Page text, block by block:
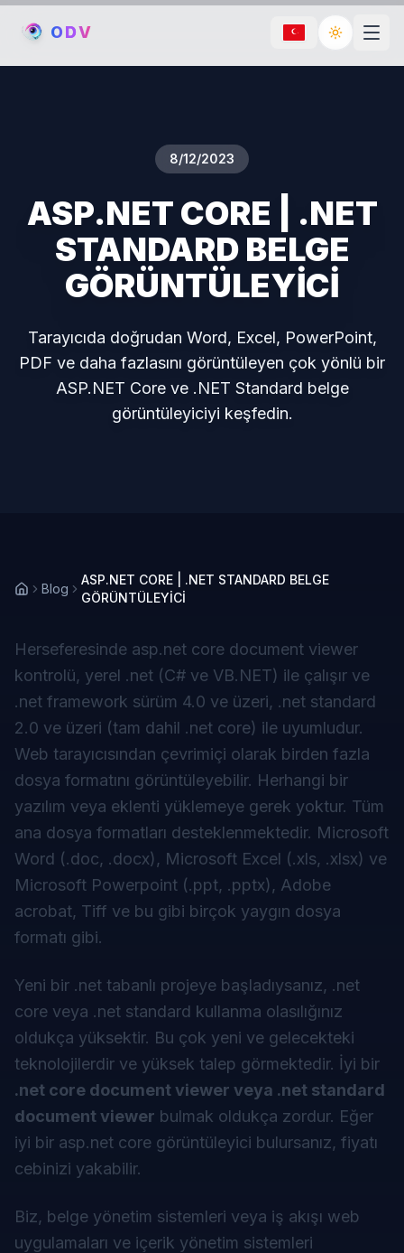
ODV Toggle
8/12/2023
ASP.NET CORE | .NET
STANDARD BELGE
GÖRÜNTÜLEYİCİ
Tarayıcıda doğrudan Word, Excel, PowerPoint,
PDF ve daha fazlasını görüntüleyen çok yönlü bir
ASP.NET Core ve .NET Standard belge
görüntüleyiciyi keşfedin.
Blog
ASP.NET CORE | .NET STANDARD BELGE
GÖRÜNTÜLEYİCİ
Herseferesinde asp.net core document viewer
kontrolü, yerel .net (C# ve VB.NET) ile çalışır ve
.net framework sürüm 4.0 ve üzeri, .net standard
2.0 ve üzeri (tam dahil .net core) ile uyumludur.
Web tarayıcısından çevrimiçi olarak birden fazla
dosya formatını görüntüleyebilir. Herhangi bir
yazılım veya eklenti yüklemeye gerek yoktur. Tüm
ana dosya formatları desteklenmektedir. Microsoft
Word (.doc, .docx), Microsoft Excel (.xls, .xlsx) ve
Microsoft Powerpoint (.ppt, .pptx), Adobe
acrobat, Tiff ve bu gibi birçok yaygın dosya
formatı gibi.
Yeni bir .net tabanlı projeye başladıysanız, .net
core veya .net standard kullanma olasılığınız
oldukça yüksektir. Bu çok yeni ve gelecekteki
teknolojilerdir ve yüksek talep görmektedir. İyi bir
.net core document viewer veya .net standard
document viewer bulmak oldukça zordur. Eğer
iyi bir asp.net core görüntüleyici bulursanız, fiyatı
cebinizi yakabilir.
Biz, belge yönetim sistemleri veya iş akışı web
uygulamaları ve içerik yönetim sistemleri